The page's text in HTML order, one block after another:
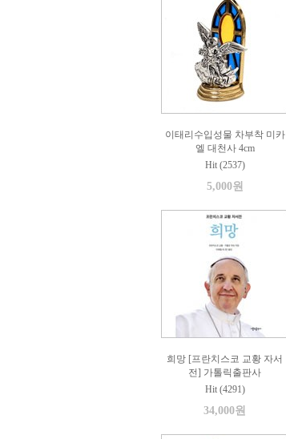
이태리수입성물 차부착 미카
엘 대천사 4cm
Hit (2537)
5,000원
희망 [프란치스코 교황 자서
전] 가톨릭출판사
Hit (4291)
34,000원